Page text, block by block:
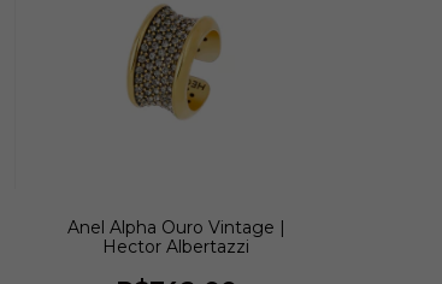
Anel Alpha Ouro Vintage |
Hector Albertazzi